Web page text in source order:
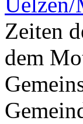
Zeiten
dem